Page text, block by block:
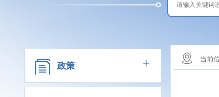
政策 + 当前